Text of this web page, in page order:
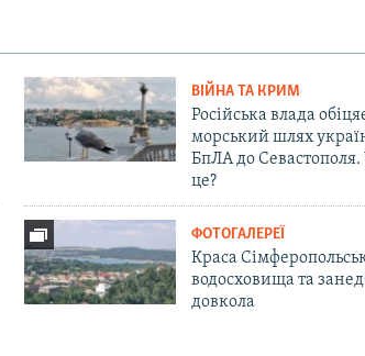
ВІЙНА ТА КРИМ
Російська влада
морський шлях
БпЛА до
це?
ФОТОГАЛЕРЕЇ
Краса
водосховища та
довкола